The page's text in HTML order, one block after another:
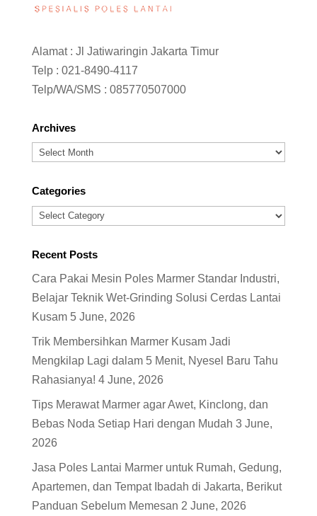
Alamat : Jl Jatiwaringin Jakarta Timur
Telp : 021-8490-4117
Telp/WA/SMS : 085770507000
Archives
Archives
Categories
Categories
Recent Posts
Cara Pakai Mesin Poles Marmer Standar Industri,
Belajar Teknik Wet-Grinding Solusi Cerdas Lantai
Kusam 5 June, 2026
Trik Membersihkan Marmer Kusam Jadi
Mengkilap Lagi dalam 5 Menit, Nyesel Baru Tahu
Rahasianya! 4 June, 2026
Tips Merawat Marmer agar Awet, Kinclong, dan
Bebas Noda Setiap Hari dengan Mudah 3 June,
2026
Jasa Poles Lantai Marmer untuk Rumah, Gedung,
Apartemen, dan Tempat Ibadah di Jakarta, Berikut
Panduan Sebelum Memesan 2 June, 2026